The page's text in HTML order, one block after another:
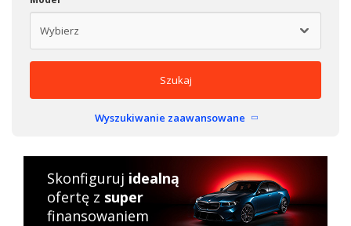
Szukaj
Wyszukiwanie zaawansowane
Skonfiguruj idealną
ofertę z super
finansowaniem